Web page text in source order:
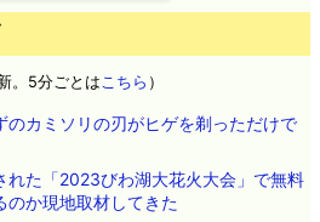
。5分ごとは こちら ）
のカミソリの刃がヒゲを剃っただけで
れた「2023びわ湖大花火大会」で無料
のか現地取材してきた